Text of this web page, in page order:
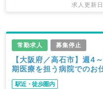
求人更新
常勤求人 募集停止
【大阪府／高石市】週
期医療を担う病院でのお
駅近・徒歩圏内